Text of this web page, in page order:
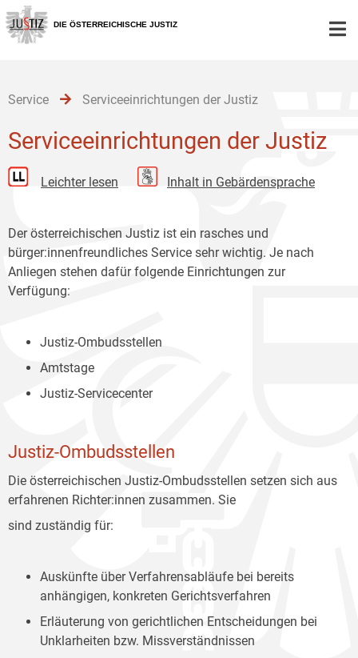
Zur
Hauptnavigation
[1]
Zum
Inhalt
[2]
Zum
Untermenü
[3]
DIE ÖSTERREICHISCHE JUSTIZ
Service Serviceeinrichtungen der Justiz
Serviceeinrichtungen der Justiz
Leichter lesen Inhalt in Gebärdensprache
Der österreichischen Justiz ist ein rasches und
bürger:innenfreundliches Service sehr wichtig. Je nach
Anliegen stehen dafür folgende Einrichtungen zur
Verfügung:
Justiz-Ombudsstellen
Amtstage
Justiz-Servicecenter
Justiz-Ombudsstellen
Die österreichischen Justiz-Ombudsstellen setzen sich aus
erfahrenen Richter:innen zusammen. Sie
sind zuständig für:
Auskünfte über Verfahrensabläufe bei bereits
anhängigen, konkreten Gerichtsverfahren
Erläuterung von gerichtlichen Entscheidungen bei
Unklarheiten bzw. Missverständnissen